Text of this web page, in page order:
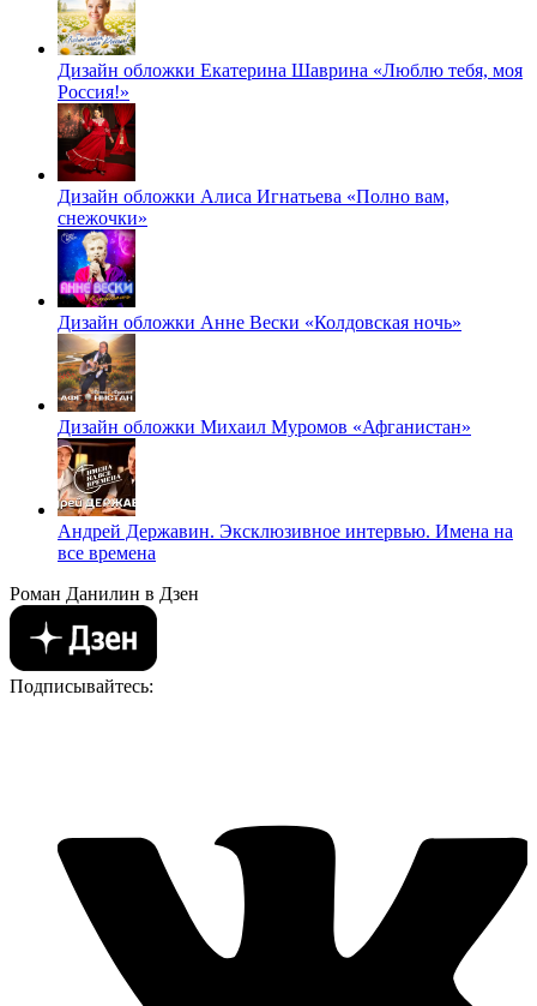
Дизайн обложки Екатерина Шаврина «Люблю тебя, моя
Россия!»
Дизайн обложки Алиса Игнатьева «Полно вам,
снежочки»
Дизайн обложки Анне Вески «Колдовская ночь»
Дизайн обложки Михаил Муромов «Афганистан»
Андрей Державин. Эксклюзивное интервью. Имена на
все времена
Роман Данилин в Дзен
Подписывайтесь: